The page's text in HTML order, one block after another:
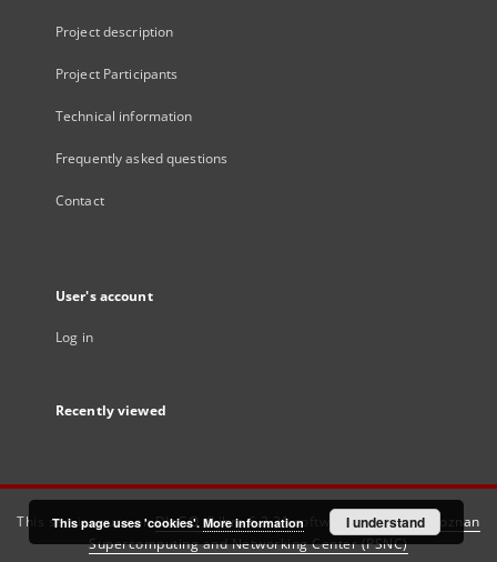
Project description
Project Participants
Technical information
Frequently asked questions
Contact
User's account
Log in
Recently viewed
This service runs onDInGO dLibra 6.3.21software created by
Poznan
Supercomputing and Networking Center (PSNC)
This page uses 'cookies'. More information I understand